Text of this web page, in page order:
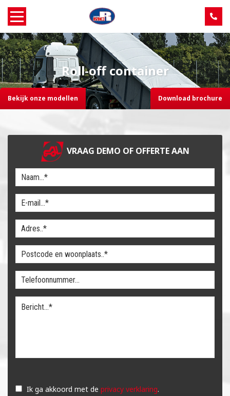
Home
Over MCR
Verkoop
Service
Machine aanbod
Nieuws
Contact
Roll-off container
Bekijk onze modellen Download brochure
VRAAG DEMO OF OFFERTE AAN
dit Ik ga akkoord met de privacy verklaring.